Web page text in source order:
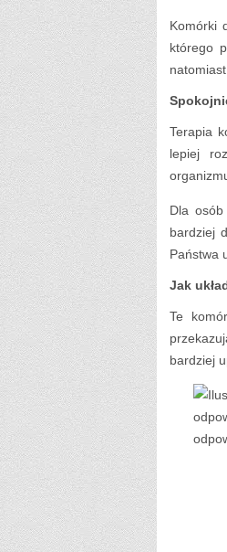
Komórki
którego
Terapia
lepiej
Dla
bardziej
Państwa
Jak
Te
bardziej